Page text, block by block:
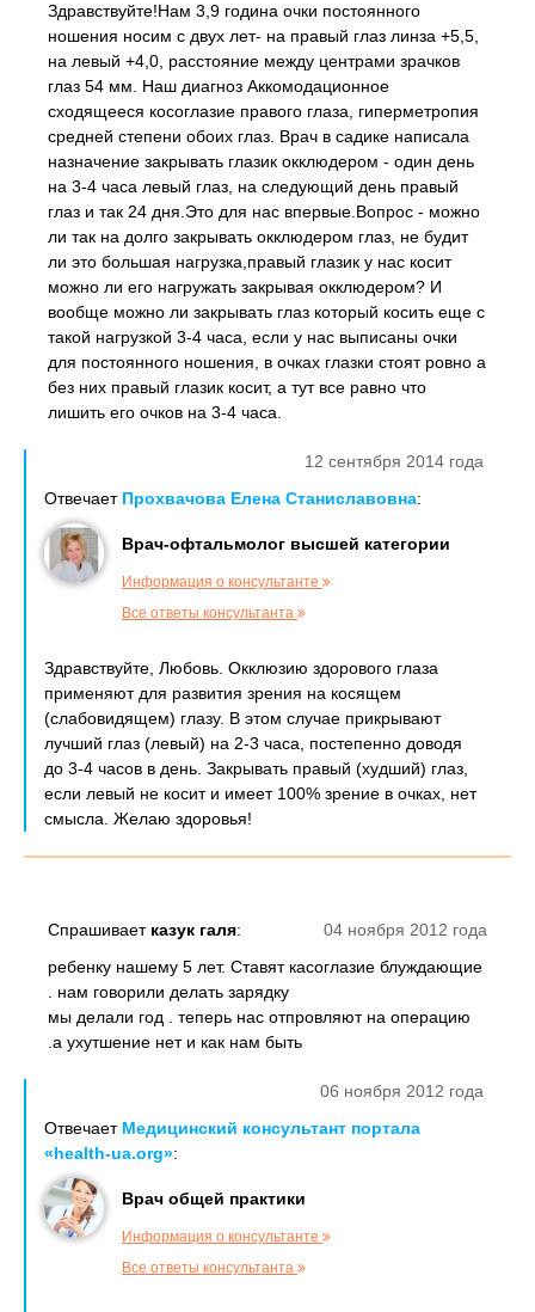
Здравствуйте!Нам 3,9 година очки постоянного
ношения носим с двух лет- на правый глаз линза +5,5,
на левый +4,0, расстояние между центрами зрачков
глаз 54 мм. Наш диагноз Аккомодационное
сходящееся косоглазие правого глаза, гиперметропия
средней степени обоих глаз. Врач в садике написала
назначение закрывать глазик окклюдером - один день
на 3-4 часа левый глаз, на следующий день правый
глаз и так 24 дня.Это для нас впервые.Вопрос - можно
ли так на долго закрывать окклюдером глаз, не будит
ли это большая нагрузка,правый глазик у нас косит
можно ли его нагружать закрывая окклюдером? И
вообще можно ли закрывать глаз который косить еще с
такой нагрузкой 3-4 часа, если у нас выписаны очки
для постоянного ношения, в очках глазки стоят ровно а
без них правый глазик косит, а тут все равно что
лишить его очков на 3-4 часа.
12 сентября 2014 года
Отвечает Прохвачова Елена Станиславовна:
Врач-офтальмолог высшей категории
Информация о консультанте
Все ответы консультанта
Здравствуйте, Любовь. Окклюзию здорового глаза
применяют для развития зрения на косящем
(слабовидящем) глазу. В этом случае прикрывают
лучший глаз (левый) на 2-3 часа, постепенно доводя
до 3-4 часов в день. Закрывать правый (худший) глаз,
если левый не косит и имеет 100% зрение в очках, нет
смысла. Желаю здоровья!
04 ноября 2012 года
Спрашивает казук галя:
ребенку нашему 5 лет. Ставят касоглазие блуждающие
. нам говорили делать зарядку
мы делали год . теперь нас отпровляют на операцию
.а ухутшение нет и как нам быть
06 ноября 2012 года
Отвечает Медицинский консультант портала
«health-ua.org»:
Врач общей практики
Информация о консультанте
Все ответы консультанта